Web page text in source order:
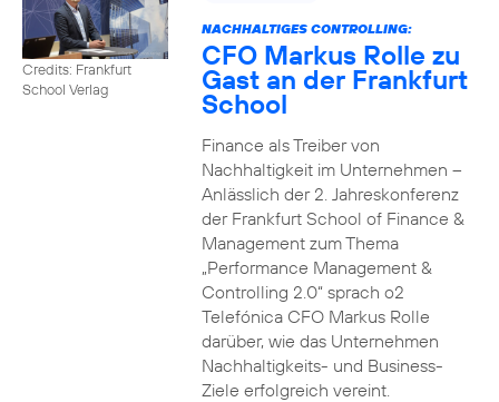
Credits: Frankfurt
School Verlag
NACHHALTIGES CONTROLLING:
CFO Markus Rolle zu
Gast an der Frankfurt
School
Finance als Treiber von
Nachhaltigkeit im Unternehmen –
Anlässlich der 2. Jahreskonferenz
der Frankfurt School of Finance &
Management zum Thema
„Performance Management &
Controlling 2.0“ sprach o2
Telefónica CFO Markus Rolle
darüber, wie das Unternehmen
Nachhaltigkeits- und Business-
Ziele erfolgreich vereint.